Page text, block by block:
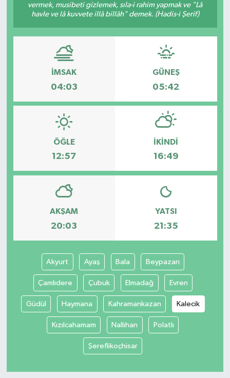
vermek, musibeti gizlemek, sıla-i rahim yapmak ve "Lâ
havle ve lâ kuvvete illâ billâh" demek. (Hadis-i Şerif)
İMSAK
04:03
GÜNEŞ
05:42
ÖĞLE
12:57
İKINDI
16:49
AKŞAM
20:03
YATSI
21:35
Akyurt Ayaş Bala Beypazarı
Çamlıdere Çubuk Elmadağ Evren
Güdül Haymana Kahramankazan Kalecik
Kızılcahamam Nallıhan Polatlı
Şereflikoçhisar